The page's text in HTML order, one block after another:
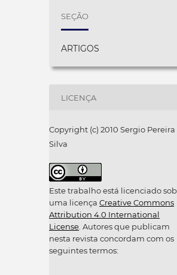
SEÇÃO
ARTIGOS
LICENÇA
Copyright (c) 2010 Sergio Pereira
Silva
Este trabalho está licenciado sob
uma licença Creative Commons
Attribution 4.0 International
License. Autores que publicam
nesta revista concordam com os
seguintes termos: